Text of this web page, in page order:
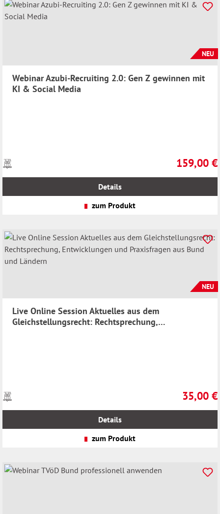
NEU
Webinar Azubi-Recruiting 2.0: Gen Z gewinnen mit
KI & Social Media
Regulärer
159,00 €
Preise
inkl.
Details
zum Produkt
NEU
Live Online Session Aktuelles aus dem
Gleichstellungsrecht: Rechtsprechung,
35,00 €
Preise
inkl.
Details
zum Produkt